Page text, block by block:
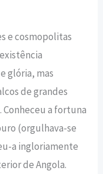
e cosmopolitas
glória, mas
de grandes
a fortuna
(orgulhava-se
a ingloriamente
de Angola.